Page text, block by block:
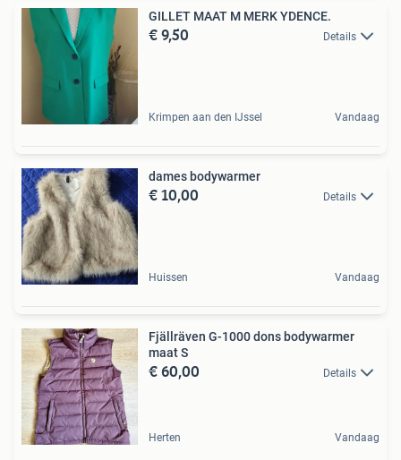
GILLET MAAT M MERK YDENCE.
€ 9,50 Details
Krimpen aan den IJssel Vandaag
dames bodywarmer
€ 10,00 Details
Huissen Vandaag
Fjällräven G-1000 dons bodywarmer
maat S
€ 60,00 Details
Herten Vandaag